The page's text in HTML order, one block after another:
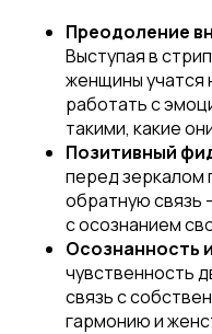
Преодоление
Выступая в
женщины учатся
работать с
такими, какие
Позитивный
перед зеркалом
обратную связь
с осознанием
Осознанность
чувственность
связь с
гармонию и